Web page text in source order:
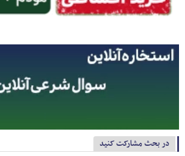
در بحث مشارکت کنید